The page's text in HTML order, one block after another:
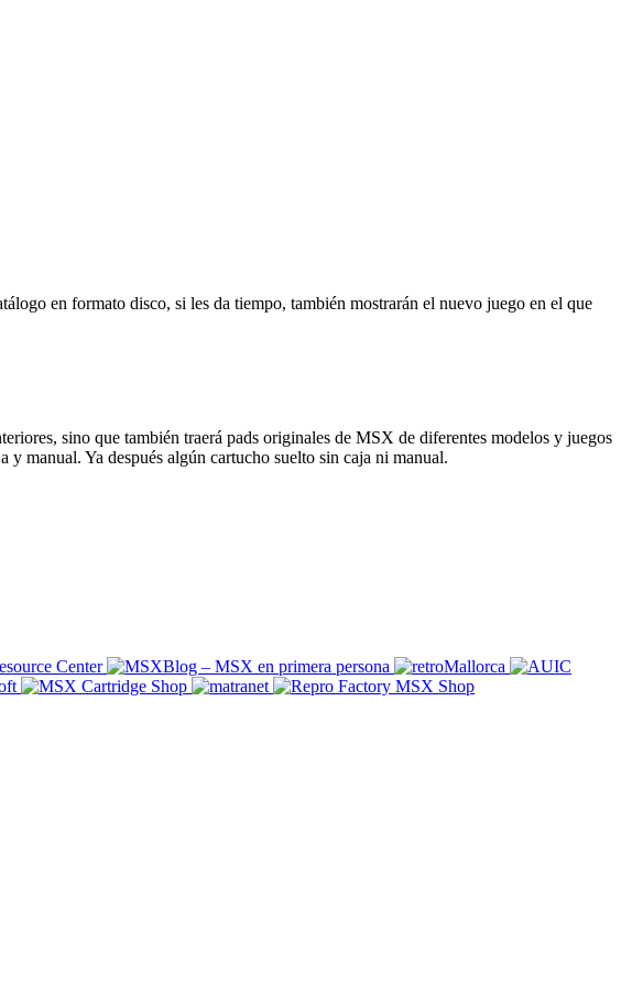
en formato disco, si les da tiempo, también mostrarán el nuevo juego en el que
sino que también traerá pads originales de MSX de diferentes modelos y juegos
manual. Ya después algún cartucho suelto sin caja ni manual.